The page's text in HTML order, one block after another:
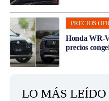
PRECIOS
Honda WR-
precios
LO MÁS LEÍDO